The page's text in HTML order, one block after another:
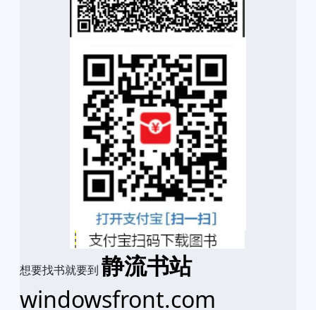
想要找书就要到 静流书站
windowsfront.com